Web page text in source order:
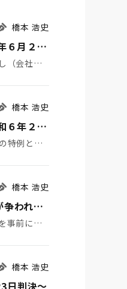
橋本 浩史
持分会社の持分払戻請求権の評価額等が問題となった事例 ～名古屋地裁令和６年６月２２日判決TAINS Z８８８-２７２０～
１ はじめに 持分会社（合名会社、合資会社又は合同会社）の社員は、死亡によって退社し（会社法６０７条…
橋本 浩史
有限責任事業組合の組合員に対する課税関係が問題となった事例 ～東京地裁令和６年２月１６日判決TAINS Z888-2712（確定）～
１ はじめに 有限責任事業組合（ＬＬＰ）とは、構成員全員が無限責任を負う民法組合の特例として、「有…
橋本 浩史
Ｍ＆Ａに係るデューデリジェンス費用が有価証券の取得価額に含まれるか否かが争われた事例 ～国税不服審判所令和6年1月24日裁決～
１ はじめに 株式取得などによるＭ＆Ａにおいて、買収側が対象企業の価値やリスク等を事前に調査するこ…
橋本 浩史
日判決～